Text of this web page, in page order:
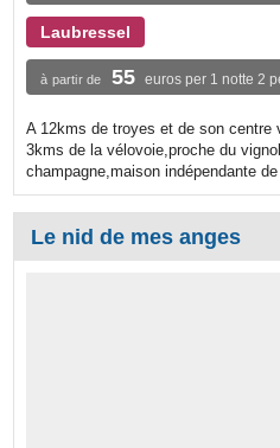
Laubressel
à partir de 55 euros per 1 notte 2
A 12kms de troyes et de son centre
3kms de la vélovoie,proche du
champagne,maison indépendante
Le nid de mes anges